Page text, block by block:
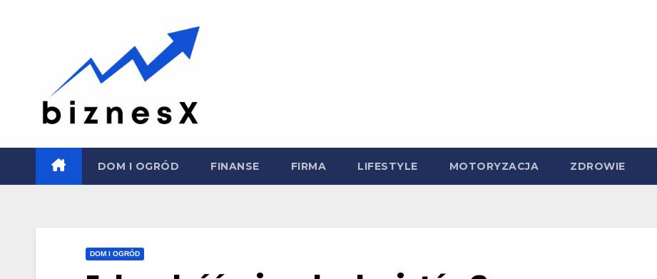
DOM I OGRÓD FINANSE FIRMA LIFESTYLE MOTORYZACJA ZDROWIE
DOM I OGRÓD